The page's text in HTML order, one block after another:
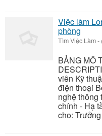
Việc làm
phòng
Tìm Việc Làm-
BẢNG MÔ
viên Kỹ
điện thoại
nghệ thông
chính - Hạ
cho: